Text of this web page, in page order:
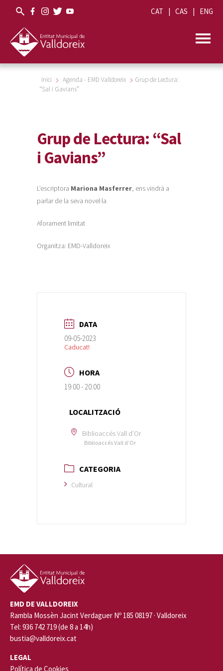
CAT CAS ENG
Inici Agenda - EMD Valldoreix
Grup de Lectura:
“Sal i Gavians”
Grup de Lectura: “Sal
i Gavians”
L’escriptora Mariona Masferrer, ens vindrà a
parlar de la seva novel·la
Aforament limitat
Organitza: EMD-Valldoreix
DATA
09-05-2023
Caducat!
HORA
19:00 - 20:00
LOCALITZACIÓ
Biblioaccés Vall d’Or
Biblioaccés Vall d’Or
CATEGORIA
Cultural
EMD DE VALLDOREIX
Rambla Mossèn Jacint Verdaguer Nº 185 08197 · Valldoreix
Tel: 936 742 719 (de 8 a 14h)
bustia@valldoreix.cat
LEGAL
Política de Cookies